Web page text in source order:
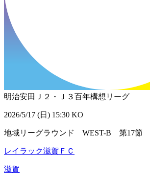
明治安田Ｊ２・Ｊ３百年構想リーグ
2026/5/17 (日) 15:30 KO
地域リーグラウンド WEST-B 第17節
レイラック滋賀ＦＣ
滋賀